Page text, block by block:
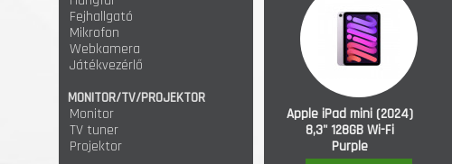
Fejhallgató
Mikrofon
Webkamera
Játékvezérlő
MONITOR/TV/PROJEKTOR
Monitor
TV tuner
Projektor
Apple iPad mini (2024)
8,3" 128GB Wi-Fi
Purple